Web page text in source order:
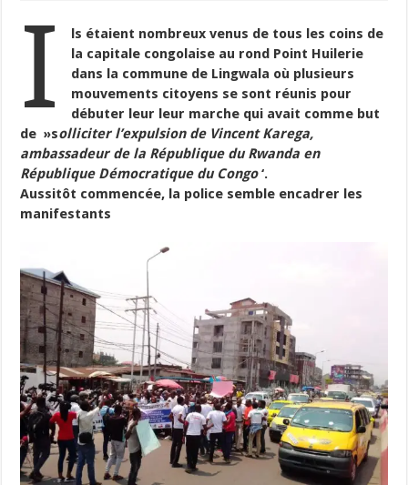
I
ls étaient nombreux venus de tous les coins de
la capitale congolaise au rond Point Huilerie
dans la commune de Lingwala où plusieurs
mouvements citoyens se sont réunis pour
débuter leur leur marche qui avait comme but
de »solliciter l’expulsion de Vincent Karega,
ambassadeur de la République du Rwanda en
République Démocratique du Congo‘.
Aussitôt commencée, la police semble encadrer les
manifestants